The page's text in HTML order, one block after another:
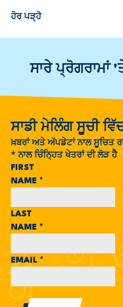
ਹੋਰ ਪੜ੍ਹੋ
ਸਾਰੇ ਪ੍ਰੋਗਰਾਮਾਂ
ਸਾਡੀ ਮੇਲਿੰਗ ਸੂਚੀ
ਖ਼ਬਰਾਂ ਅਤੇ ਅੱਪਡੇਟਾਂ ਨਾਲ ਸੂਚਿਤ
* ਨਾਲ ਚਿੰਨ੍ਹਿਤ ਖੇਤਰਾਂ ਦੀ ਲੋੜ ਹੈ
FIRST
NAME *
LAST
NAME *
EMAIL *